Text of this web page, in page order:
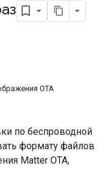
OTA
по беспроводной
формату файлов
Matter OTA,